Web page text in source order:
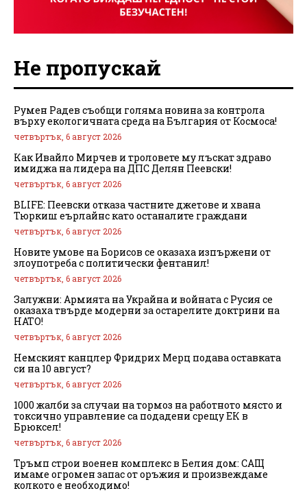
Не пропускай
Румен Радев съобщи голяма новина за контрола
върху екологичната среда на България от Космоса!
четвъртък, 6 август 2026
Как Ивайло Мирчев и троловете му лъскат здраво
имиджа на лидера на ДПС Делян Пеевски!
четвъртък, 6 август 2026
BLIFE: Пеевски отказа частните джетове и хвана
Тюркиш еърлайнс като останалите граждани
четвъртък, 6 август 2026
Новите умове на Борисов се оказаха изпържени от
злоупотреба с политически фентанил!
четвъртък, 6 август 2026
Залужни: Армията на Украйна и войната с Русия се
оказаха твърде модерни за остарелите доктрини на
НАТО!
четвъртък, 6 август 2026
Немският канцлер Фридрих Мерц подава оставката
си на 10 август?
четвъртък, 6 август 2026
1000 жалби за случаи на тормоз на работното място и
токсично управление са подадени срещу ЕК в
Брюксел!
четвъртък, 6 август 2026
Тръмп строи военен комплекс в Белия дом: САЩ
имаме огромен запас от оръжия и произвеждаме
колкото е необходимо!